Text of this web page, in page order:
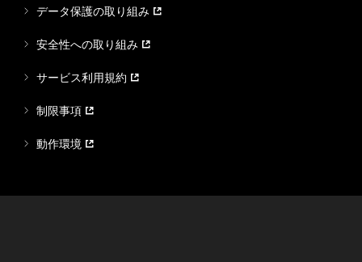
データ保護の取り組み
安全性への取り組み
サービス利用規約
制限事項
動作環境